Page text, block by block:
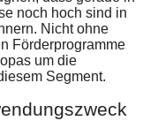
noch hoch sind in
Nicht ohne
Förderprogramme
um die
Segment.